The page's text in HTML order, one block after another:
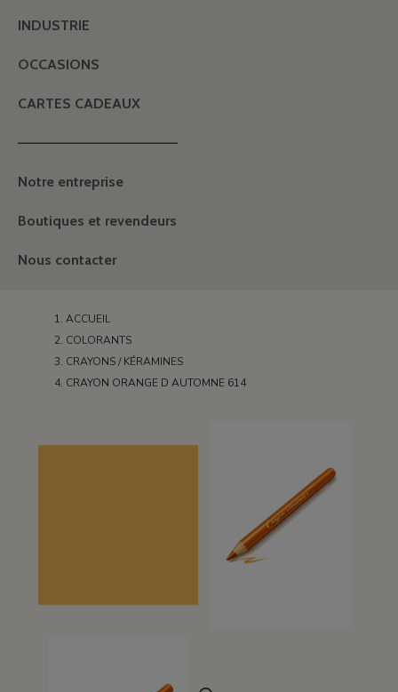
INDUSTRIE
OCCASIONS
CARTES CADEAUX
———————————————
Notre entreprise
Boutiques et revendeurs
Nous contacter
ACCUEIL
COLORANTS
CRAYONS / KÉRAMINES
CRAYON ORANGE D AUTOMNE 614